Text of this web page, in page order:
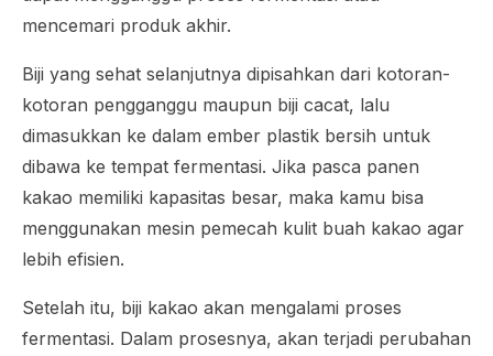
mencemari produk akhir.
Biji yang sehat selanjutnya dipisahkan dari kotoran-
kotoran pengganggu maupun biji cacat, lalu
dimasukkan ke dalam ember plastik bersih untuk
dibawa ke tempat fermentasi. Jika pasca panen
kakao memiliki kapasitas besar, maka kamu bisa
menggunakan mesin pemecah kulit buah kakao agar
lebih efisien.
Setelah itu, biji kakao akan mengalami proses
fermentasi. Dalam prosesnya, akan terjadi perubahan